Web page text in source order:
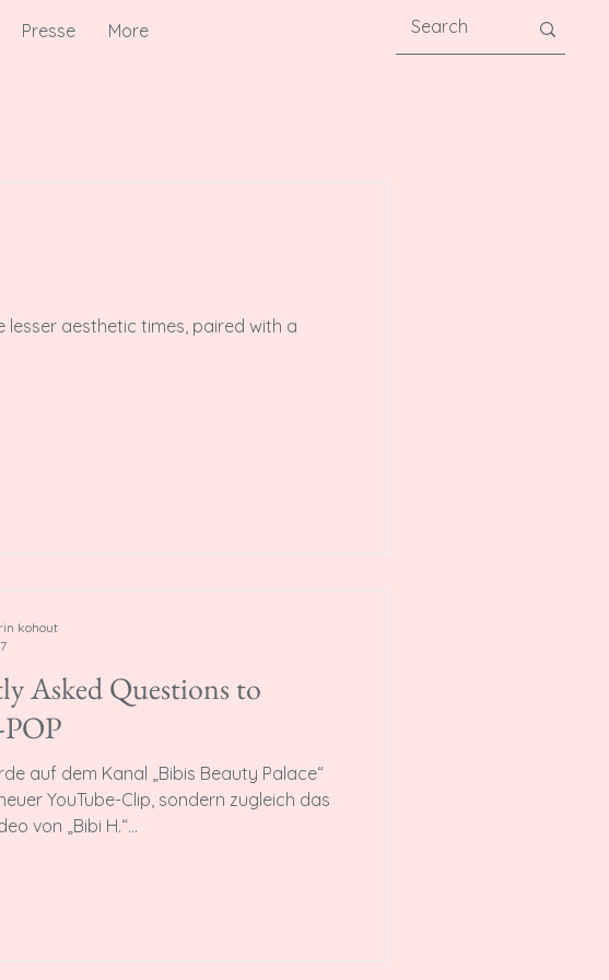
Presse More
lesser aesthetic times, paired with a
Asked Questions to
auf dem Kanal „Bibis Beauty Palace“
YouTube-Clip, sondern zugleich das
von „Bibi H.“...
kohout